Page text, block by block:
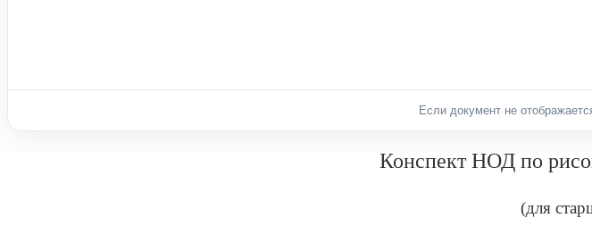
Если документ не
Конспект НОД по
(для